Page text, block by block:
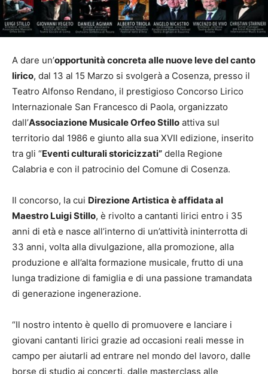
A dare un’opportunità concreta alle nuove leve del canto
lirico, dal 13 al 15 Marzo si svolgerà a Cosenza, presso il
Teatro Alfonso Rendano, il prestigioso Concorso Lirico
Internazionale San Francesco di Paola, organizzato
dall’Associazione Musicale Orfeo Stillo attiva sul
territorio dal 1986 e giunto alla sua XVII edizione, inserito
tra gli “Eventi culturali storicizzati” della Regione
Calabria e con il patrocinio del Comune di Cosenza.
Il concorso, la cui Direzione Artistica è affidata al
Maestro Luigi Stillo, è rivolto a cantanti lirici entro i 35
anni di età e nasce all’interno di un’attività ininterrotta di
33 anni, volta alla divulgazione, alla promozione, alla
produzione e all’alta formazione musicale, frutto di una
lunga tradizione di famiglia e di una passione tramandata
di generazione ingenerazione.
“Il nostro intento è quello di promuovere e lanciare i
giovani cantanti lirici grazie ad occasioni reali messe in
campo per aiutarli ad entrare nel mondo del lavoro, dalle
borse di studio ai concerti, dalle masterclass alle